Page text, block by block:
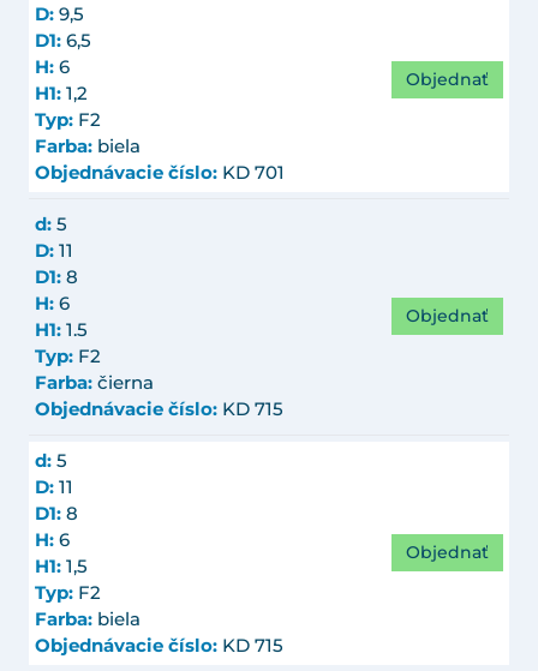
D: 9,5
D1: 6,5
H: 6
H1: 1,2
Typ: F2
Farba: biela
Objednávacie číslo: KD 701
Objednať
d: 5
D: 11
D1: 8
H: 6
H1: 1.5
Typ: F2
Farba: čierna
Objednávacie číslo: KD 715
Objednať
d: 5
D: 11
D1: 8
H: 6
H1: 1,5
Typ: F2
Farba: biela
Objednávacie číslo: KD 715
Objednať